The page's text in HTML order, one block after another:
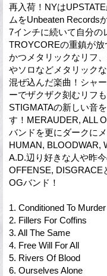
再入荷！NYは
ムをUnbeaten Records
7インチに続いて自分の
TROYCOREの重鎮が
かつメタリックなリフ
やソロなどメタリック
混ぜ込んだ楽曲！シャ
ーでザクザク刻むリフ
STIGMATAの新しい音
す！MERAUDER, ALL
バンドを更にダークに
HUMAN, BLOODWAR,
A.D.辺り好きな人や昨
OFFENSE, DISGRACE
OGバンド！
1. Conditioned To Murder
2. Fillers For Coffins
3. All The Same
4. Free Will For All
5. Rivers Of Blood
6. Ourselves Alone